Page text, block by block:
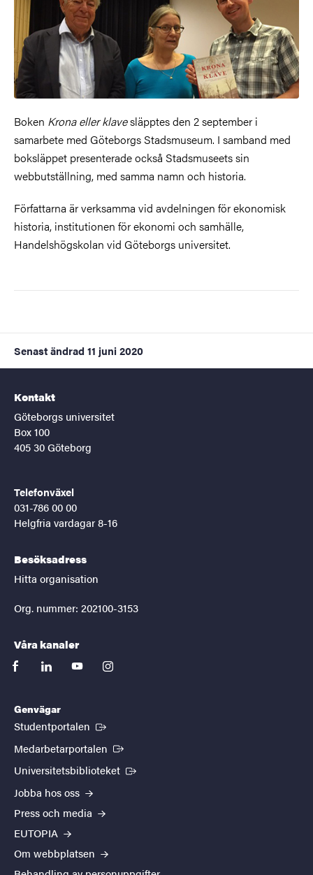
Boken Krona eller klavesläpptes den 2 september i
samarbete med Göteborgs Stadsmuseum. I samband med
boksläppet presenterade också Stadsmuseets sin
webbutställning, med samma namn och historia.
Författarna är verksamma vid avdelningen för ekonomisk
historia, institutionen för ekonomi och samhälle,
Handelshögskolan vid Göteborgs universitet.
Senast ändrad 11 juni 2020
Kontakt
Göteborgs universitet
Box 100
405 30 Göteborg
Telefonväxel
031-786 00 00
Helgfria vardagar 8-16
Besöksadress
Hitta organisation
Org. nummer: 202100-3153
Våra kanaler
facebooklinkedinyoutubeinstagram
Genvägar
Studentportalen (Extern länk)
Medarbetarportalen (Extern länk)
Universitetsbiblioteket (Extern länk)
Jobba hos oss
Press och media
EUTOPIA
Om webbplatsen